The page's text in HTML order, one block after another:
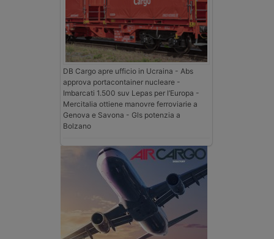
DB Cargo apre ufficio in Ucraina - Abs
approva portacontainer nucleare -
Imbarcati 1.500 suv Lepas per l’Europa -
Mercitalia ottiene manovre ferroviarie a
Genova e Savona - Gls potenzia a
Bolzano